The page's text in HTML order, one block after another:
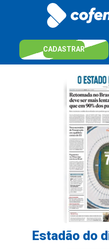
CADASTRAR
Estadão do